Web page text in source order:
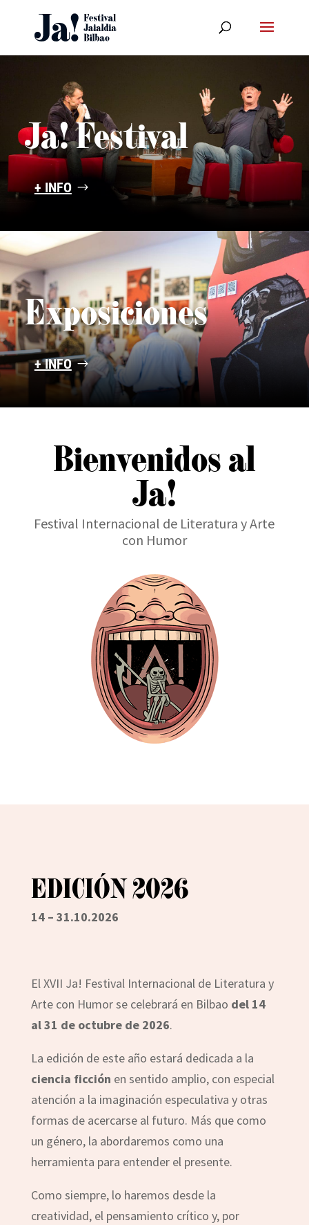
Ja! Festival
+ INFO
Exposiciones
+ INFO
Bienvenidos al
Ja!
Festival Internacional de Literatura y Arte
con Humor
EDICIÓN 2026
14 – 31.10.2026
El XVII Ja! Festival Internacional de Literatura y
Arte con Humor se celebrará en Bilbao del 14
al 31 de octubre de 2026.
La edición de este año estará dedicada a la
ciencia ficción en sentido amplio, con especial
atención a la imaginación especulativa y otras
formas de acercarse al futuro. Más que como
un género, la abordaremos como una
herramienta para entender el presente.
Como siempre, lo haremos desde la
creatividad, el pensamiento crítico y, por